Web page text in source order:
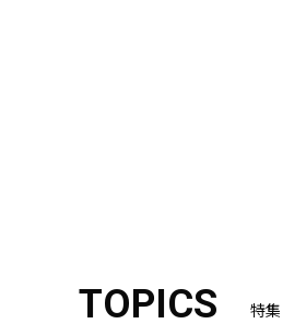
TOPICS 特集